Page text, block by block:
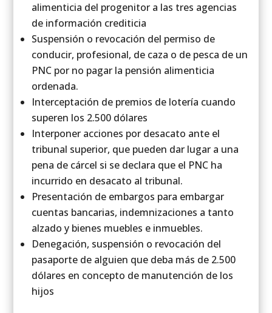
alimenticia del progenitor a las tres agencias
de información crediticia
Suspensión o revocación del permiso de
conducir, profesional, de caza o de pesca de un
PNC por no pagar la pensión alimenticia
ordenada.
Interceptación de premios de lotería cuando
superen los 2.500 dólares
Interponer acciones por desacato ante el
tribunal superior, que pueden dar lugar a una
pena de cárcel si se declara que el PNC ha
incurrido en desacato al tribunal.
Presentación de embargos para embargar
cuentas bancarias, indemnizaciones a tanto
alzado y bienes muebles e inmuebles.
Denegación, suspensión o revocación del
pasaporte de alguien que deba más de 2.500
dólares en concepto de manutención de los
hijos